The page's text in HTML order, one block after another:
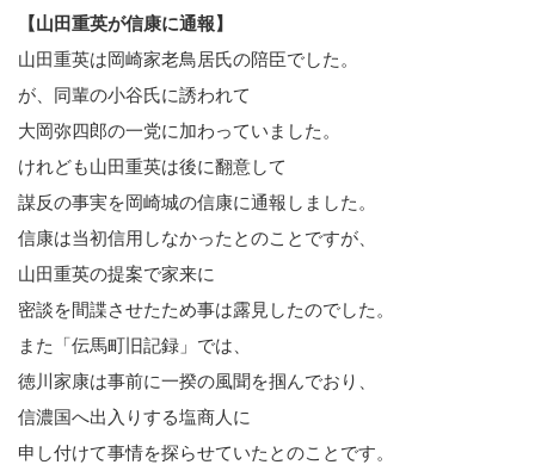
【山田重英が信康に通報】
山田重英は岡崎家老鳥居氏の陪臣でした。
が、同輩の小谷氏に誘われて
大岡弥四郎の一党に加わっていました。
けれども山田重英は後に翻意して
謀反の事実を岡崎城の信康に通報しました。
信康は当初信用しなかったとのことですが、
山田重英の提案で家来に
密談を間諜させたため事は露見したのでした。
また「伝馬町旧記録」では、
徳川家康は事前に一揆の風聞を掴んでおり、
信濃国へ出入りする塩商人に
申し付けて事情を探らせていたとのことです。